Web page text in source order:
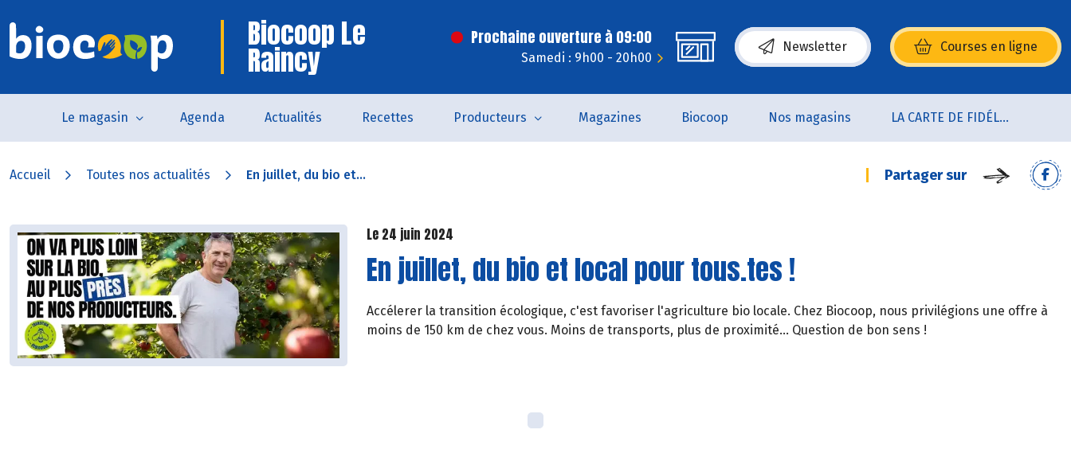
Biocoop Le
Raincy
Prochaine ouverture à 09:00
Samedi : 9h00 - 20h00
Newsletter Courses en ligne
(s’ouvre dans une nouvelle fenêtre)
Le magasin Agenda Actualités Recettes Producteurs Magazines Biocoop Nos magasins LA CARTE DE FIDÉLITÉ
Accueil Toutes nos actualités En juillet, du bio et... Partager sur
Le 24 juin 2024
En juillet, du bio et local pour tous.tes !
Accélerer la transition écologique, c'est favoriser l'agriculture bio locale. Chez Biocoop, nous privilégions une offre à
moins de 150 km de chez vous. Moins de transports, plus de proximité... Question de bon sens !